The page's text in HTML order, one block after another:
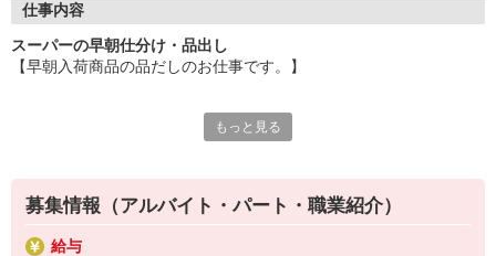
◆大学生〜シニアの方まで幅広く活躍中！！◆
とっても簡単なお仕事なのでどなたでもすぐに慣れますよ。
学校 / 家事 / 趣味の合間にしっかり稼げます！！
仕事内容
スーパーの早朝仕分け・品出し
【早朝入荷商品の品だしのお仕事です。】
初めの方にもわかりやすい研修制度があるので
ゼロからしっかりお仕事をマスターできます！！
もっと見る
募集情報（アルバイト・パート・職業紹介）
給与